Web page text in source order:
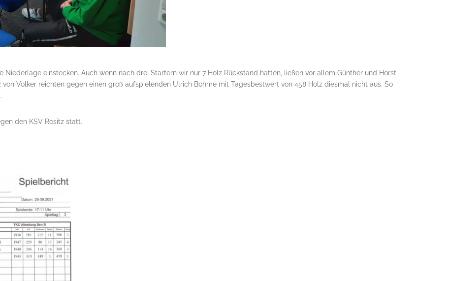
Niederlage einstecken. Auch wenn nach drei Startern wir nur 7 Holz Rückstand hatten, ließen vor allem Günther und Horst
Volker reichten gegen einen groß aufspielenden Ulrich Böhme mit Tagesbestwert von 458 Holz diesmal nicht aus. So
den KSV Rositz statt.